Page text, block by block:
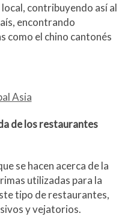
contribuyendo así al
encontrando
como el chino cantonés
Asia
de los restaurantes
se hacen acerca de la
utilizadas para la
tipo de restaurantes,
y vejatorios.